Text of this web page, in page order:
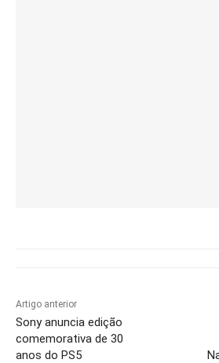
Artigo anterior
Sony anuncia edição
comemorativa de 30
anos do PS5